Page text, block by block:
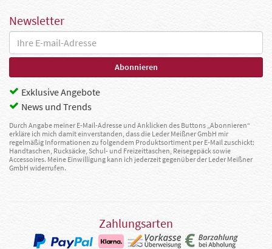
Newsletter
Exklusive Angebote
News und Trends
Durch Angabe meiner E-Mail-Adresse und Anklicken des Buttons „Abonnieren“
erkläre ich mich damit einverstanden, dass die Leder Meißner GmbH mir
regelmäßig Informationen zu folgendem Produktsortiment per E-Mail zuschickt:
Handtaschen, Rucksäcke, Schul- und Freizeittaschen, Reisegepäck sowie
Accessoires. Meine Einwilligung kann ich jederzeit gegenüber der Leder Meißner
GmbH widerrufen.
Zahlungsarten